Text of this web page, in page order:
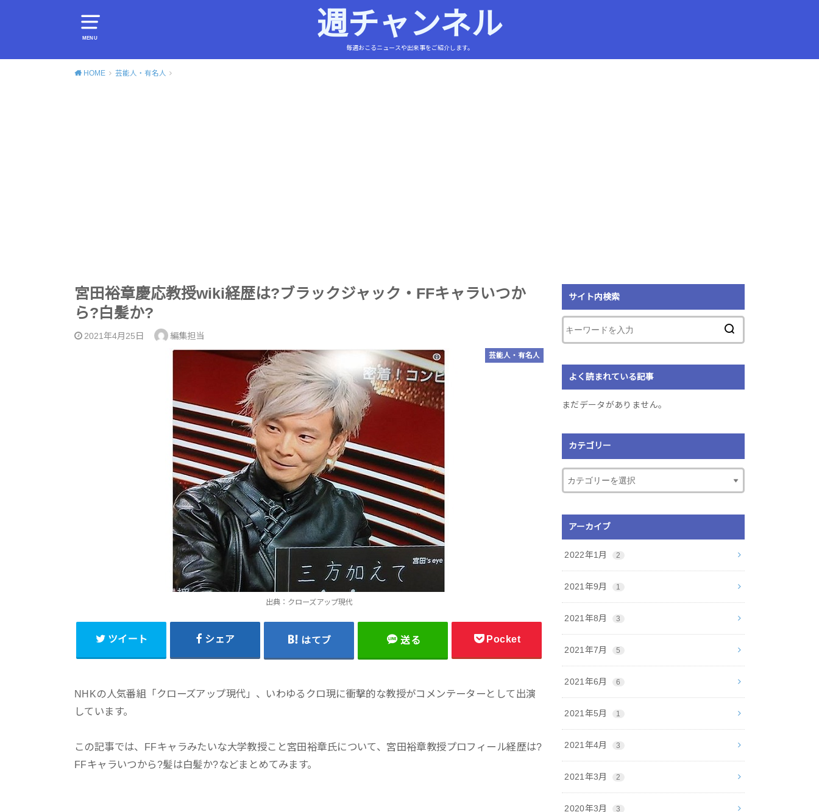
MENU 週チャンネル
毎週おこるニュースや出来事をご紹介します。
HOME 芸能人・有名人
宮田裕章慶応教授wiki経歴は?ブラックジャック・FFキャラいつか
ら?白髪か?
2021年4月25日 編集担当
出典：クローズアップ現代
芸能人・有名人
ツイート シェア はてブ 送る Pocket
NHKの人気番組「クローズアップ現代」、いわゆるクロ現に衝撃的な教授がコメンテーターとして出演
しています。
この記事では、FFキャラみたいな大学教授こと宮田裕章氏について、宮田裕章教授プロフィール経歴は?
FFキャラいつから?髪は白髪か?などまとめてみます。
サイト内検索
よく読まれている記事
まだデータがありません。
カテゴリー
アーカイブ
2022年1月 2
2021年9月 1
2021年8月 3
2021年7月 5
2021年6月 6
2021年5月 1
2021年4月 3
2021年3月 2
2020年3月 3